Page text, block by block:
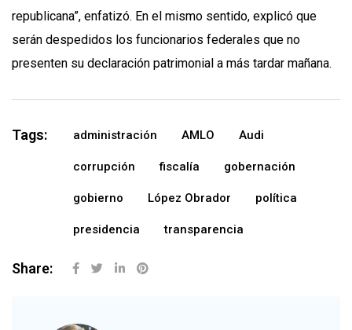
republicana”, enfatizó. En el mismo sentido, explicó que
serán despedidos los funcionarios federales que no
presenten su declaración patrimonial a más tardar mañana.
Tags: administración AMLO Audi
corrupción fiscalía gobernación
gobierno López Obrador política
presidencia transparencia
Share: